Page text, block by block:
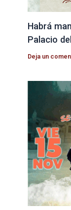
Habrá
Palacio
Deja un